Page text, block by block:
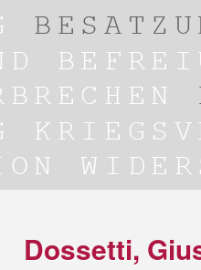
Dossetti,